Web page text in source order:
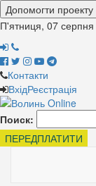
Допомогти проекту
П'ятниця, 07 серпня
Контакти
ВхідРеєстрація
Поиск:
ПЕРЕДПЛАТИТИ